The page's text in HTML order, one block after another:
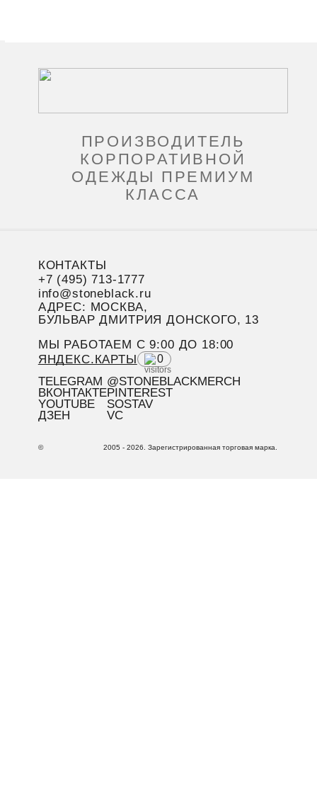
ПРОИЗВОДИТЕЛЬ
КОРПОРАТИВНОЙ
ОДЕЖДЫ ПРЕМИУМ
КЛАССА
КОНТАКТЫ
+7 (495) 713-1777
info@stoneblack.ru
АДРЕС: МОСКВА,
БУЛЬВАР ДМИТРИЯ ДОНСКОГО, 13
МЫ РАБОТАЕМ C 9:00 ДО 18:00
ЯНДЕКС.КАРТЫ
0
TELEGRAM
ВКОНТАКТЕ
YOUTUBE
ДЗЕН
@STONEBLACKMERCH
PINTEREST
SOSTAV
VC
© 2005 - 2026. Зарегистрированная торговая марка.